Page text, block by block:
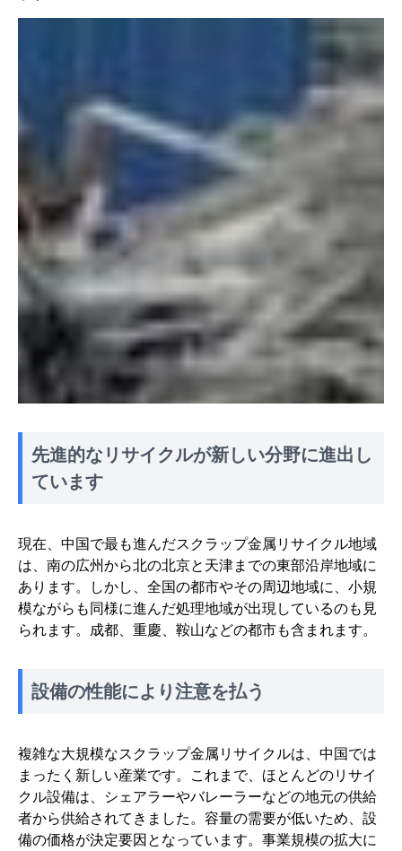
先進的なリサイクルが新しい分野に進出し
ています
現在、中国で最も進んだスクラップ金属リサイクル地域
は、南の広州から北の北京と天津までの東部沿岸地域に
あります。しかし、全国の都市やその周辺地域に、小規
模ながらも同様に進んだ処理地域が出現しているのも見
られます。成都、重慶、鞍山などの都市も含まれます。
設備の性能により注意を払う
複雑な大規模なスクラップ金属リサイクルは、中国では
まったく新しい産業です。これまで、ほとんどのリサイ
クル設備は、シェアラーやバレーラーなどの地元の供給
者から供給されてきました。容量の需要が低いため、設
備の価格が決定要因となっています。事業規模の拡大に